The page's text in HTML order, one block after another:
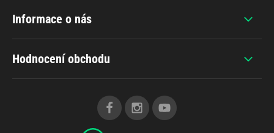
Informace o nás
Hodnocení obchodu